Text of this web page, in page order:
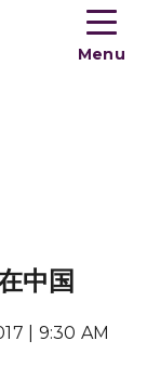
Toogle
menu
Menu
中国
| 9:30 AM